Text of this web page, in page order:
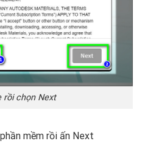
rồi chọn Next
mềm rồi ấn Next